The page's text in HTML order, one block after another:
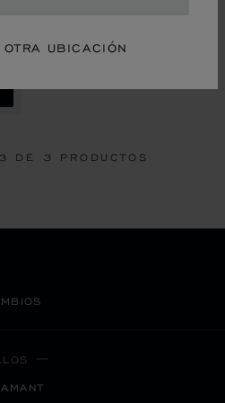
UBICACIÓN
3 DE 3 PRODUCTOS